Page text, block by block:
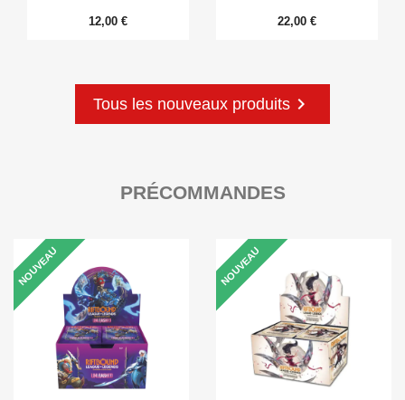
12,00 € 22,00 €
Tous les nouveaux produits 
PRÉCOMMANDES
NOUVEAU NOUVEAU